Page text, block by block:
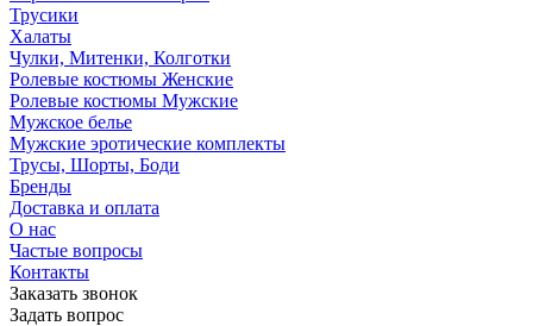
Трусики
Халаты
Чулки, Митенки, Колготки
Ролевые костюмы Женские
Ролевые костюмы Мужские
Мужское белье
Мужские эротические комплекты
Трусы, Шорты, Боди
Бренды
Доставка и оплата
О нас
Частые вопросы
Контакты
Заказать звонок
Задать вопрос